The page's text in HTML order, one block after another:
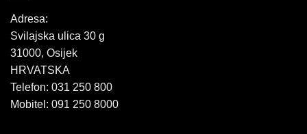
Adresa:
Svilajska ulica 30 g
31000, Osijek
HRVATSKA
Telefon: 031 250 800
Mobitel: 091 250 8000